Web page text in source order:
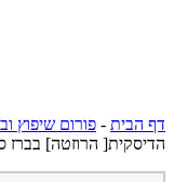
דף הבית - פורום שיפוץ
הדיסקית[ הרוזטה] בברז